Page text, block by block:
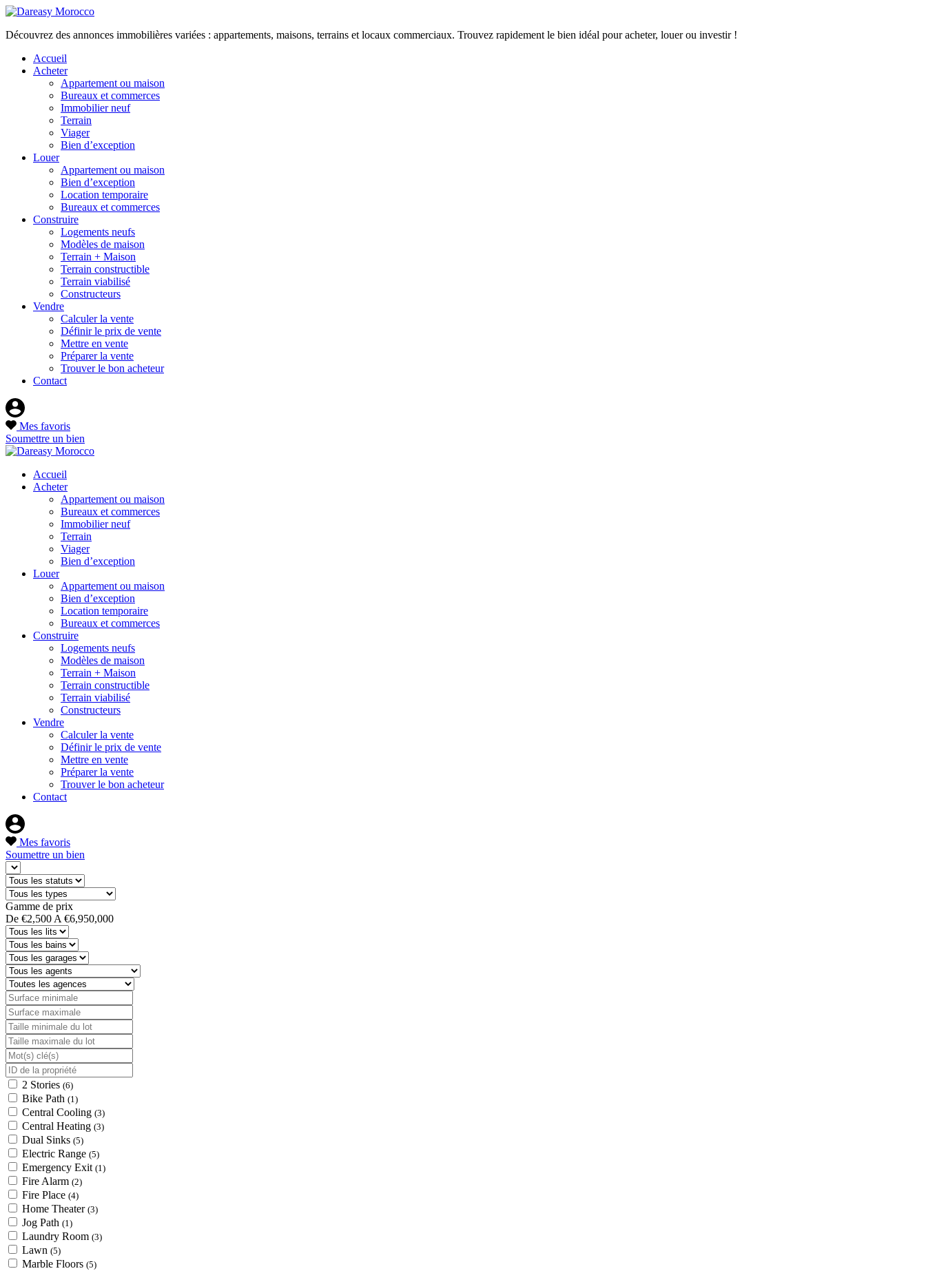
Découvrez des annonces immobilières variées : appartements, maisons, terrains et locaux commerciaux. Trouvez rapidement le bien idéal pour acheter, louer ou investir !
Accueil
Acheter
Appartement ou maison
Bureaux et commerces
Immobilier neuf
Terrain
Viager
Bien d’exception
Louer
Appartement ou maison
Bien d’exception
Location temporaire
Bureaux et commerces
Construire
Logements neufs
Modèles de maison
Terrain + Maison
Terrain constructible
Terrain viabilisé
Constructeurs
Vendre
Calculer la vente
Définir le prix de vente
Mettre en vente
Préparer la vente
Trouver le bon acheteur
Contact
Mes favoris
Soumettre un bien
Accueil
Acheter
Appartement ou maison
Bureaux et commerces
Immobilier neuf
Terrain
Viager
Bien d’exception
Louer
Appartement ou maison
Bien d’exception
Location temporaire
Bureaux et commerces
Construire
Logements neufs
Modèles de maison
Terrain + Maison
Terrain constructible
Terrain viabilisé
Constructeurs
Vendre
Calculer la vente
Définir le prix de vente
Mettre en vente
Préparer la vente
Trouver le bon acheteur
Contact
Mes favoris
Soumettre un bien
Gamme de prix
De €2,500 A €6,950,000
2 Stories (6)
Bike Path (1)
Central Cooling (3)
Central Heating (3)
Dual Sinks (5)
Electric Range (5)
Emergency Exit (1)
Fire Alarm (2)
Fire Place (4)
Home Theater (3)
Jog Path (1)
Laundry Room (3)
Lawn (5)
Marble Floors (5)